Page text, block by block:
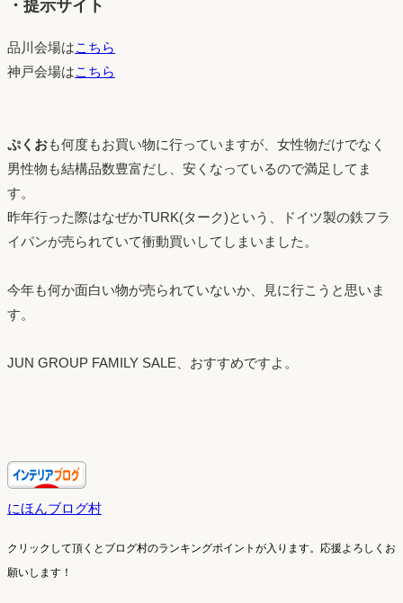
・提示サイト
品川会場はこちら
神戸会場はこちら
ぷくおも何度もお買い物に行っていますが、女性物だけでなく
男性物も結構品数豊富だし、安くなっているので満足してま
す。
昨年行った際はなぜかTURK(ターク)という、ドイツ製の鉄フラ
イパンが売られていて衝動買いしてしまいました。
今年も何か面白い物が売られていないか、見に行こうと思いま
す。
JUN GROUP FAMILY SALE、おすすめですよ。
にほんブログ村
クリックして頂くとブログ村のランキングポイントが入ります。 応援よろしくお
願いします！